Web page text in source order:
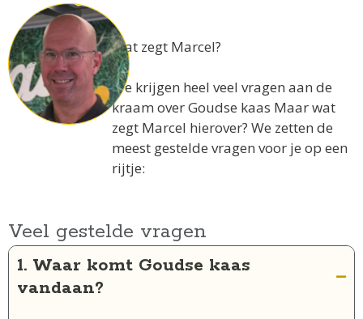
Wat zegt Marcel?
We krijgen heel veel vragen aan de
kraam over Goudse kaas Maar wat
zegt Marcel hierover? We zetten de
meest gestelde vragen voor je op een
rijtje:
Veel gestelde vragen
1. Waar komt Goudse kaas
vandaan?